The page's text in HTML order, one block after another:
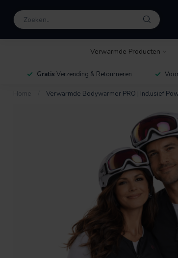
Verwarmde Producten
Gratis Verzending & Retourneren Voor
Home Verwarmde Bodywarmer PRO | Inclusief